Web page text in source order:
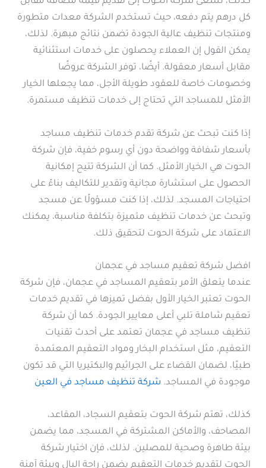
كل درهم يتم دفعه، حيث تستخدم الشركة معدات متطورة
ومنتجات تنظيف عالية الجودة تضمن نتائج مبهرة. لذلك،
يمكن القول إن العملاء يحصلون على خدمات استثنائية
مقابل أسعار معقولة. أيضًا، توفر الشركة عروضًا
وخصومات خاصة للعقود طويلة الأجل، مما يجعلها الخيار
الأمثل للمساجد التي تحتاج إلى خدمات تنظيف مستمرة.
إذا كنت تبحث عن شركة تقدم خدمات تنظيف مساجد
بأسعار شفافة وواضحة دون أي رسوم خفية، فإن شركة
الحوت هي الخيار الأمثل. كما أن الشركة تتيح إمكانية
الحصول على استشارة مجانية وتقدير للتكاليف بناءً على
احتياجات المسجد. لذلك، إذا كنت مسؤولًا عن مسجد
وتبحث عن خدمات تنظيف متميزة بتكلفة مناسبة، يمكنك
الاعتماد على شركة الحوت لتحقيق ذلك.
افضل شركة تعقيم مساجد في عجمان
عندما يتعلق الأمر بتعقيم المساجد في عجمان، فإن شركة
الحوت تعتبر الخيار الأول بفضل تميزها في تقديم خدمات
تعقيم شاملة تلبي أعلى معايير الجودة. كما أن شركة
تنظيف مساجد في عجمان تعتمد على أحدث تقنيات
التعقيم، مثل استخدام البخار ومواد التعقيم المعتمدة
طبيًا، لضمان القضاء على الجراثيم والبكتيريا التي قد تكون
موجودة في المساجد. شركة تنظيف مساجد في العين
كذلك، تهتم شركة الحوت بتعقيم السجاد، المقاعد،
المصاحف، والأماكن المشتركة في المسجد، مما يضمن
بيئة طاهرة وصحية للمصلين. لذلك، فإن اختيار شركة
الحوت لتقديم خدمات التعقيم يضمن راحة البال وبيئة آمنة